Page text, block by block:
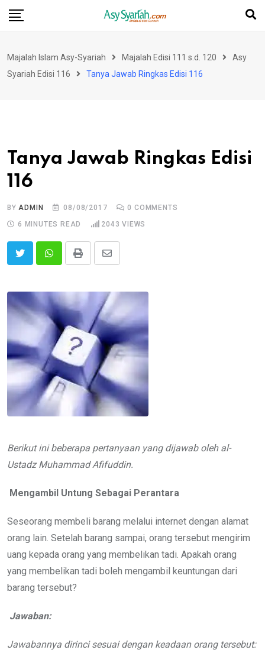
Skip
Majalah Islam Asy-Syariah Majalah Edisi 111 s.d. 120
Asy
Syariah Edisi 116
Tanya Jawab Ringkas Edisi 116
Tanya Jawab Ringkas Edisi
116
BY ADMIN 08/08/2017 0 COMMENTS
6 MINUTES READ
2043 VIEWS
Print
Share
Email
Berikut ini beberapa pertanyaan yang dijawab oleh al-
Ustadz Muhammad Afifuddin.
Mengambil Untung Sebagai Perantara
Seseorang membeli barang melalui internet dengan alamat
orang lain. Setelah barang sampai, orang tersebut mengirim
uang kepada orang yang membelikan tadi. Apakah orang
yang membelikan tadi boleh mengambil keuntungan dari
barang tersebut?
Jawaban:
Jawabannya dirinci sesuai dengan keadaan orang tersebut: